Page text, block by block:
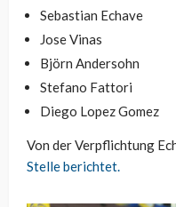
Sebastian Echave
Jose Vinas
Björn Andersohn
Stefano Fattori
Diego Lopez Gomez
Von der Verpflichtung
Stelle berichtet.